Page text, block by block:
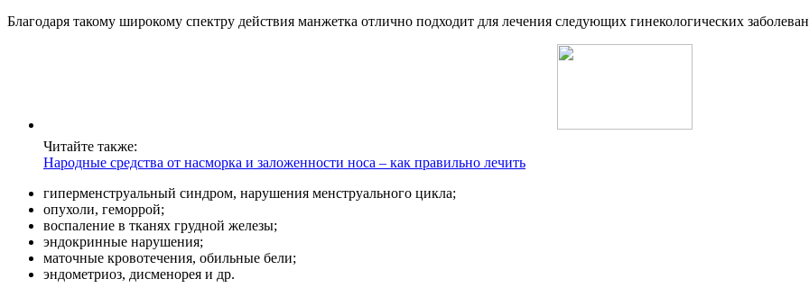
Благодаря такому широкому спектру действия манжетка отлично подходит для лечения следующих гинекологических
Читайте также:
Народные средства от насморка и заложенности носа – как правильно лечить
гиперменструальный синдром, нарушения менструального цикла;
опухоли, геморрой;
воспаление в тканях грудной железы;
эндокринные нарушения;
маточные кровотечения, обильные бели;
эндометриоз, дисменорея и др.